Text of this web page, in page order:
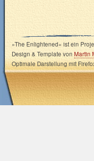
»The Enlightened« ist ein
Design & Template vonMartin
Optimale Darstellung mit